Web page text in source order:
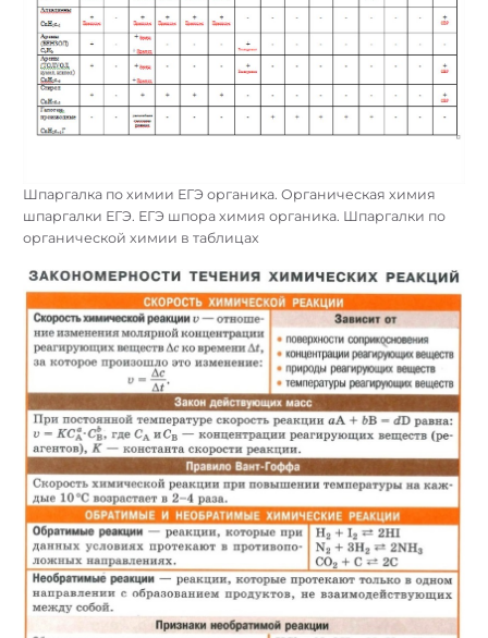
Шпаргалка по химии ЕГЭ органика. Органическая химия
шпаргалки ЕГЭ. ЕГЭ шпора химия органика. Шпаргалки по
органической химии в таблицах